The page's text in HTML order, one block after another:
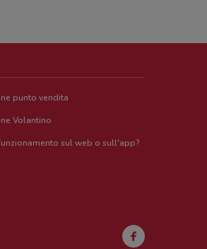
punto vendita
Volantino
sul web o sull'app?